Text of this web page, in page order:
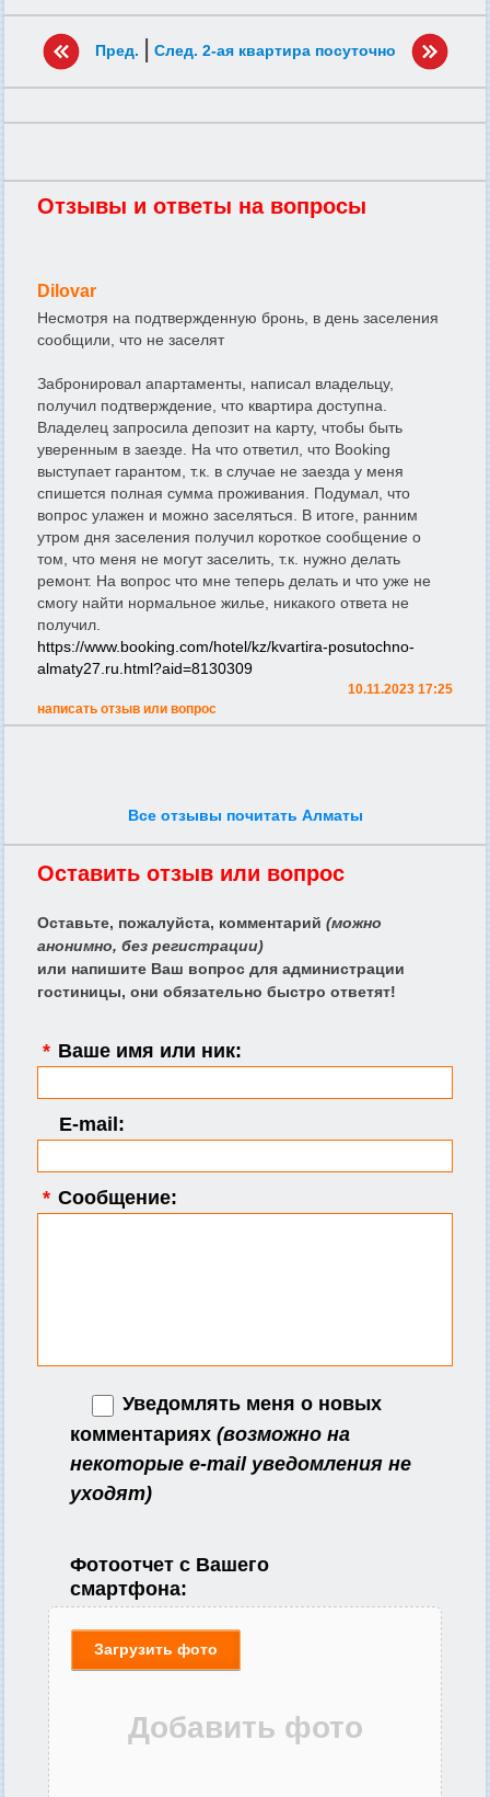
Пред. | След. 2-ая квартира посуточно
Отзывы и ответы на вопросы
Dilovar
Несмотря на подтвержденную бронь, в день заселения
сообщили, что не заселят
Забронировал апартаменты, написал владельцу,
получил подтверждение, что квартира доступна.
Владелец запросила депозит на карту, чтобы быть
уверенным в заезде. На что ответил, что Booking
выступает гарантом, т.к. в случае не заезда у меня
спишется полная сумма проживания. Подумал, что
вопрос улажен и можно заселяться. В итоге, ранним
утром дня заселения получил короткое сообщение о
том, что меня не могут заселить, т.к. нужно делать
ремонт. На вопрос что мне теперь делать и что уже не
смогу найти нормальное жилье, никакого ответа не
получил.
https://www.booking.com/hotel/kz/kvartira-posutochno-
almaty27.ru.html?aid=8130309
10.11.2023 17:25
написать отзыв или вопрос
Все отзывы почитать Алматы
Оставить отзыв или вопрос
Оставьте, пожалуйста, комментарий (можно
анонимно, без регистрации)
или напишите Ваш вопрос для администрации
гостиницы, они обязательно быстро ответят!
* Ваше имя или ник:
E-mail:
* Сообщение:
Уведомлять меня о новых
комментариях (возможно на
некоторые e-mail уведомления не
уходят)
Фотоотчет с Вашего
смартфона:
Загрузить фото